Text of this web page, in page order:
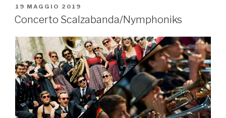
PUBBLICATO
IL
19 MAGGIO 2019
Concerto Scalzabanda/Nymphoniks